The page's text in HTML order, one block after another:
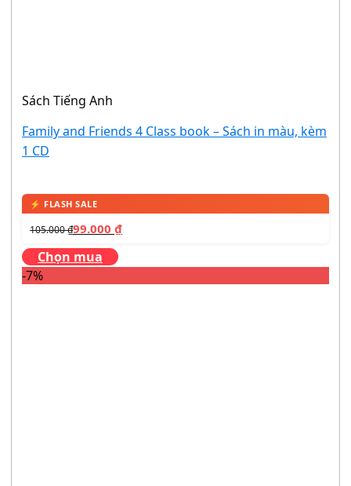
Sách Tiếng Anh
Family and Friends 4 Class book – Sách in màu, kèm
1 CD
105.000₫99.000 ₫
Chọn mua
-7%